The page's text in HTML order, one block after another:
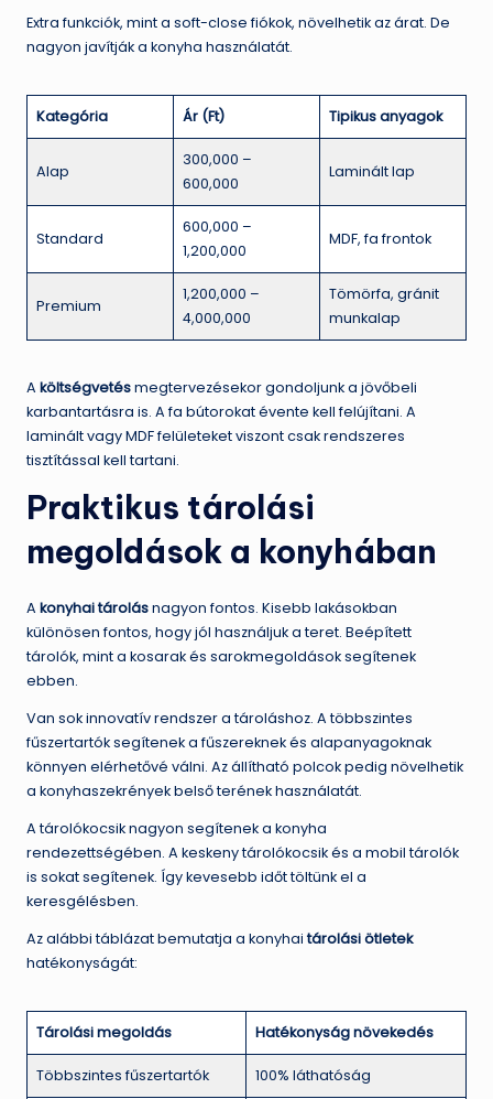
Extra funkciók, mint a soft-close fiókok, növelhetik az árat. De
nagyon javítják a konyha használatát.
Kategória Ár (Ft) Tipikus anyagok
Alap
300,000 –
600,000
Laminált lap
Standard
600,000 –
1,200,000
MDF, fa frontok
Premium
1,200,000 –
4,000,000
Tömörfa, gránit
munkalap
A költségvetésmegtervezésekor gondoljunk a jövőbeli
karbantartásra is. A fa bútorokat évente kell felújítani. A
laminált vagy MDF felületeket viszont csak rendszeres
tisztítással kell tartani.
Praktikus tárolási
megoldások a konyhában
A konyhai tárolásnagyon fontos. Kisebb lakásokban
különösen fontos, hogy jól használjuk a teret. Beépített
tárolók, mint a kosarak és sarokmegoldások segítenek
ebben.
Van sok innovatív rendszer a tároláshoz. A többszintes
fűszertartók segítenek a fűszereknek és alapanyagoknak
könnyen elérhetővé válni. Az állítható polcok pedig növelhetik
a konyhaszekrények belső terének használatát.
A tárolókocsik nagyon segítenek a konyha
rendezettségében. A keskeny tárolókocsik és a mobil tárolók
is sokat segítenek. Így kevesebb időt töltünk el a
keresgélésben.
Az alábbi táblázat bemutatja a konyhaitárolási ötletek
hatékonyságát:
Tárolási megoldás Hatékonyság növekedés
Többszintes fűszertartók 100% láthatóság